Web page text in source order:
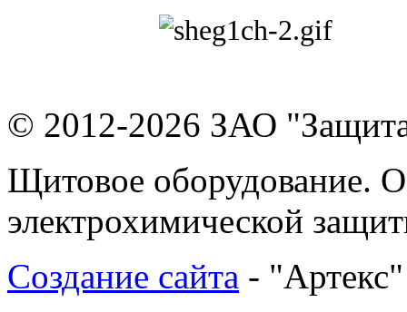
© 2012-2026 ЗАО
Щитовое оборудование.
электрохимической
Создание сайта - "Артекс"